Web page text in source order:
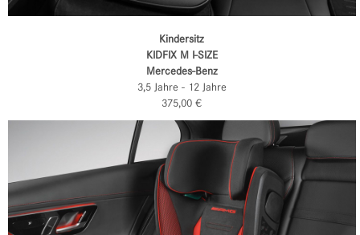
Kindersitz
KIDFIX M I-SIZE
Mercedes-Benz
3,5 Jahre - 12 Jahre
375,00 €